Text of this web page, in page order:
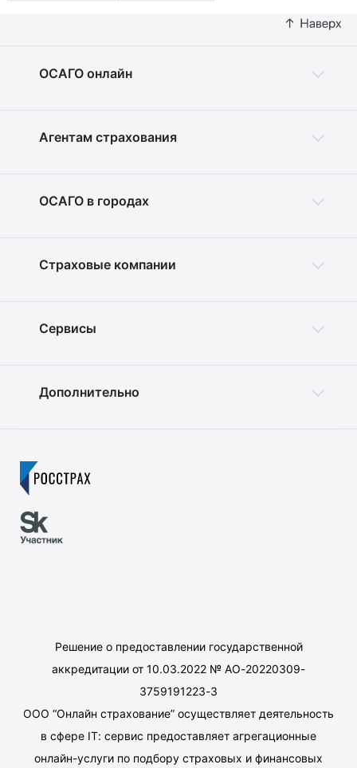
ОСАГО онлайн
Агентам страхования
ОСАГО в городах
Страховые компании
Сервисы
Дополнительно
Решение о предоставлении государственной
аккредитации от 10.03.2022 № АО-20220309-
3759191223-3
ООО “Онлайн страхование” осуществляет деятельность
в сфере IT: сервис предоставляет агрегационные
онлайн-услуги по подбору страховых и финансовых